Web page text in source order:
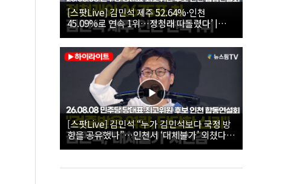
[스팟Live] 김민석 제주 52.64%·인천
45.09%로 연속 1위…정청래 따돌렸다’ |
26.08.08 더불어민주당 당대표·최고위원 후
보 인천 합동연설회
[스팟Live] 김민석 “누가 김민석보다 국정 방
향을 공유했나”…인천서 ‘대체불가’ 외쳤다 |
26.08.08 더불어민주당 당대표·최고위원 후